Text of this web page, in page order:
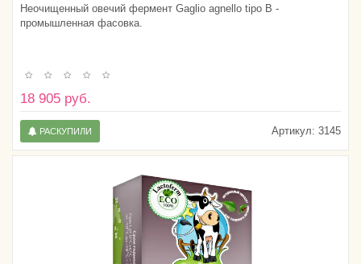
Неочищенный овечий фермент Gaglio agnello tipo B -
промышленная фасовка.
18 905 руб.
Артикул: 3145
РАСКУПИЛИ